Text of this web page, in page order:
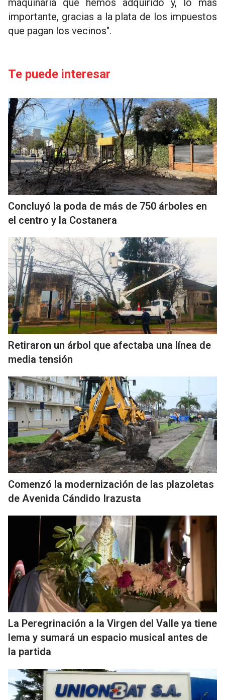
maquinaria que hemos adquirido y, lo más
importante, gracias a la plata de los impuestos
que pagan los vecinos".
Te puede interesar
Concluyó la poda de más de 750 árboles en
el centro y la Costanera
Retiraron un árbol que afectaba una línea de
media tensión
Comenzó la modernización de las plazoletas
de Avenida Cándido Irazusta
La Peregrinación a la Virgen del Valle ya tiene
lema y sumará un espacio musical antes de
la partida